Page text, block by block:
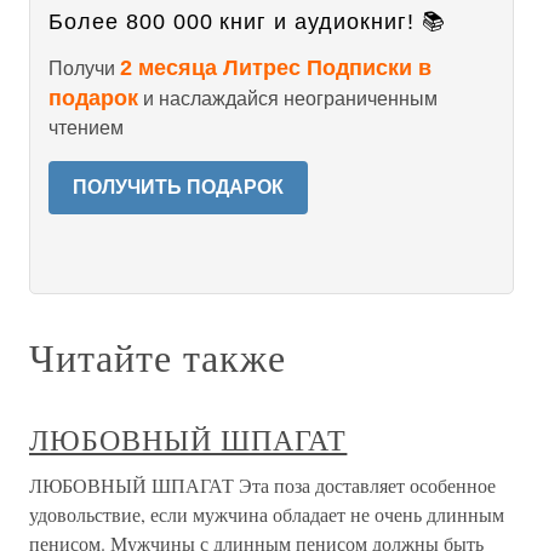
Более 800 000 книг и аудиокниг! 📚
Получи 2 месяца Литрес Подписки в
подарок и наслаждайся неограниченным
чтением
ПОЛУЧИТЬ ПОДАРОК
Читайте также
ЛЮБОВНЫЙ ШПАГАТ
ЛЮБОВНЫЙ ШПАГАТ Эта поза доставляет особенное
удовольствие, если мужчина обладает не очень длинным
пенисом. Мужчины с длинным пенисом должны быть